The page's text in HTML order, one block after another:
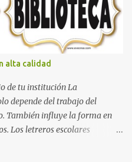
alta calidad
de tu institución La
depende del trabajo del
También influye la forma en
Los letreros escolares